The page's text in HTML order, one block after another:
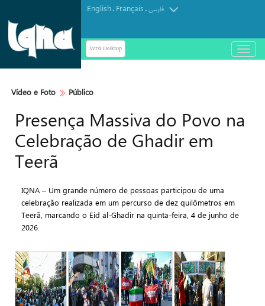
English. Français.فارسی
Versi Desktop
باز
و
Vídeo e Foto Público
Presença Massiva do Povo na
Celebração de Ghadir em
Teerã
IQNA – Um grande número de pessoas participou de uma
celebração realizada em um percurso de dez quilômetros em
Teerã, marcando o Eid al-Ghadir na quinta-feira, 4 de junho de
2026.